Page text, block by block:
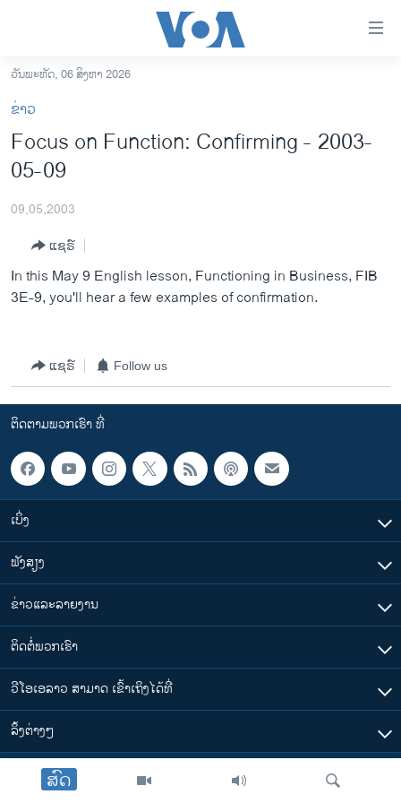
ເຂົ້າ
ຫາ
ຂ້າມ
ຂ້າມ
ຫາ
ອາເມຣິກາ
ຂ່າວ​ຈີນ
ໂລກ
ເອເຊຍ
ຊຸມຊົນຊາວລາວ
ວິທະຍາສາດ-ເທັກໂນໂລຈີ
ທຸລະກິດ
ພາສາອັງກິດ
ວີດີໂອ
ສຽງ
ລາຍງານ
ຕິດຕາມພວກເຮົາ ທີ່
ສົດ
ວັນພະຫັດ, 06 ສິງຫາ 2026
ຂ່າວ
Focus on Function: Confirming - 2003-
05-09
09,05,2003
ແຊຣ໌
In this May 9 English lesson, Functioning in Business, FIB
3E-9, you'll hear a few examples of confirmation.
ແຊຣ໌ Follow us
ຕິດຕາມພວກເຮົາ ທີ່
ເບິ່ງ
ຟັງສຽງ
ຂ່າວແລະລາຍງານ
ຕິດຕໍ່ພວກເຮົາ
ວີໂອເອລາວ ສາມາດ ເຂົ້າເຖິງໄດ້ທີ່
​ລິ້ງ​ຕ່າງໆ
ຕາມເວລາໃນລາວ